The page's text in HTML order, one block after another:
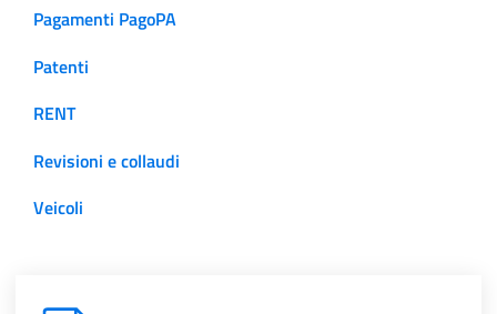
Pagamenti PagoPA
Patenti
RENT
Revisioni e collaudi
Veicoli